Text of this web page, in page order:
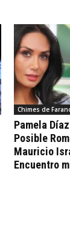
Chimes de
Pamela
Posible
Mauricio
Encuentro